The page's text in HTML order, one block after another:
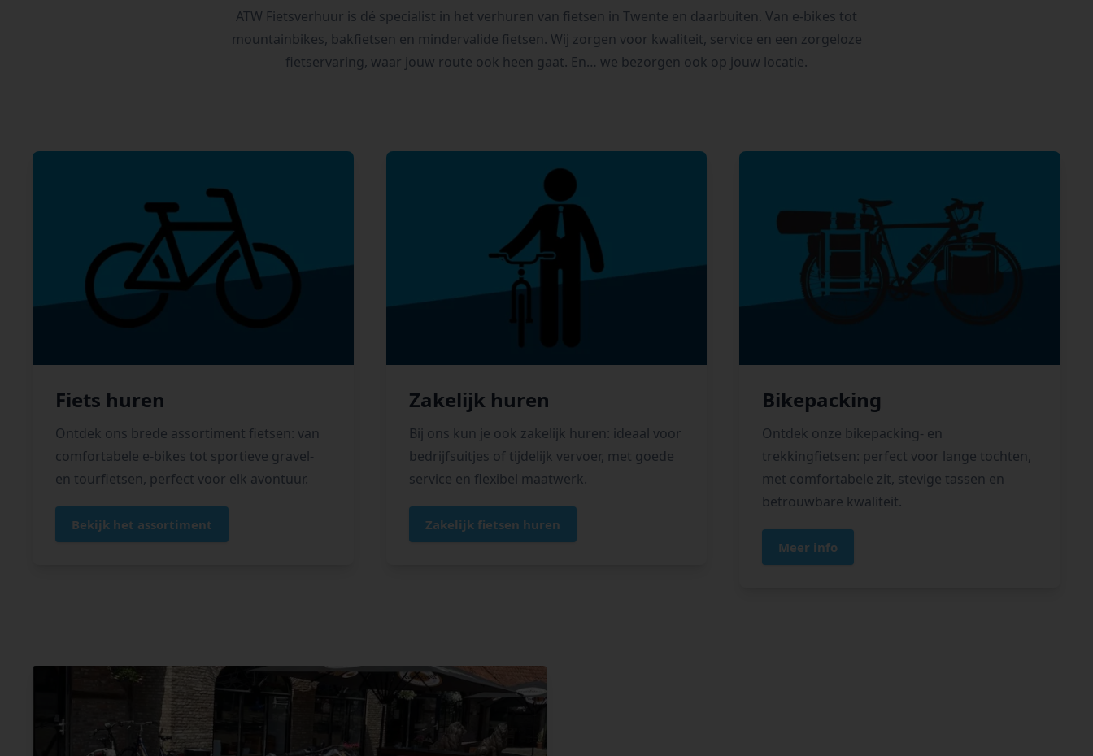
ATW Fietsverhuur is dé specialist in het verhuren van fietsen in Twente en daarbuiten. Van e-bikes tot
mountainbikes, bakfietsen en mindervalide fietsen. Wij zorgen voor kwaliteit, service en een zorgeloze
fietservaring, waar jouw route ook heen gaat. En… we bezorgen ook op jouw locatie.
Fiets huren
Ontdek ons brede assortiment fietsen: van
comfortabele e-bikes tot sportieve gravel-
en tourfietsen, perfect voor elk avontuur.
Bekijk het assortiment
Zakelijk huren
Bij ons kun je ook zakelijk huren: ideaal voor
bedrijfsuitjes of tijdelijk vervoer, met goede
service en flexibel maatwerk.
Zakelijk fietsen huren
Bikepacking
Ontdek onze bikepacking- en
trekkingfietsen: perfect voor lange tochten,
met comfortabele zit, stevige tassen en
betrouwbare kwaliteit.
Meer info